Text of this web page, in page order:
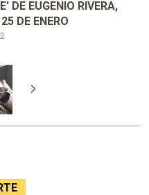
DE EUGENIO RIVERA,
DE ENERO